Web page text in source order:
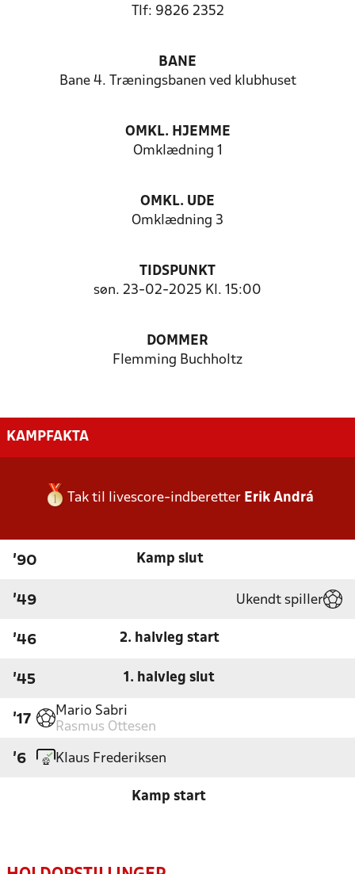
Tlf: 9826 2352
BANE
Bane 4. Træningsbanen ved klubhuset
OMKL. HJEMME
Omklædning 1
OMKL. UDE
Omklædning 3
TIDSPUNKT
søn. 23-02-2025 Kl. 15:00
DOMMER
Flemming Buchholtz
KAMPFAKTA
Tak til livescore-indberetter Erik Andrá
'90 Kamp slut
'49 Ukendt spiller
'46 2. halvleg start
'45 1. halvleg slut
'17
Mario Sabri
Rasmus Ottesen
'6 Klaus Frederiksen
Kamp start